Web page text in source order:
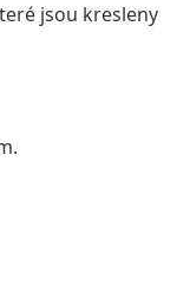
jsou kresleny